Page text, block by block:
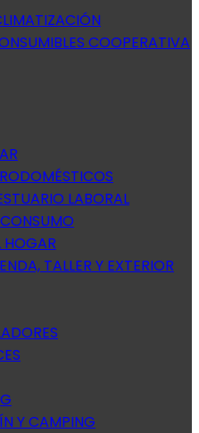
COOPERATIVA
LABORAL
HOGAR
TALLER Y EXTERIOR
Y CAMPING